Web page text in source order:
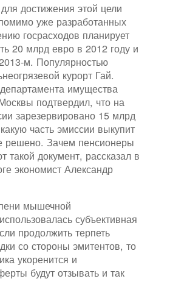
достижения этой цели
уже разработанных
госрасходов планирует
20 млрд евро в 2012 году и
м. Популярностью
курорт Гай.
имущества
подтвердил, что на
зарезервировано 15 млрд
часть эмиссии выкупит
решено. Зачем пенсионеры
документ, рассказал в
экономист Александр
мышечной
субъективная
продолжить терпеть
со стороны эмитентов, то
укоренится и
будут отзывать и так